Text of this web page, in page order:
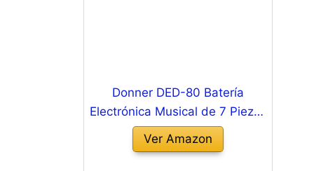
Donner DED-80 Batería
Electrónica Musical de 7 Piezas
con Parches de Malla,180
sonidos,Drum Throne,
Ver Amazon